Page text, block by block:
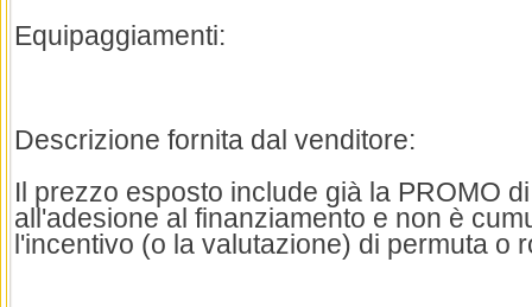
Equipaggiamenti:
Descrizione fornita dal venditore:
Il prezzo esposto include già la PROMO
all'adesione al finanziamento e non è
l'incentivo (o la valutazione) di permuta o